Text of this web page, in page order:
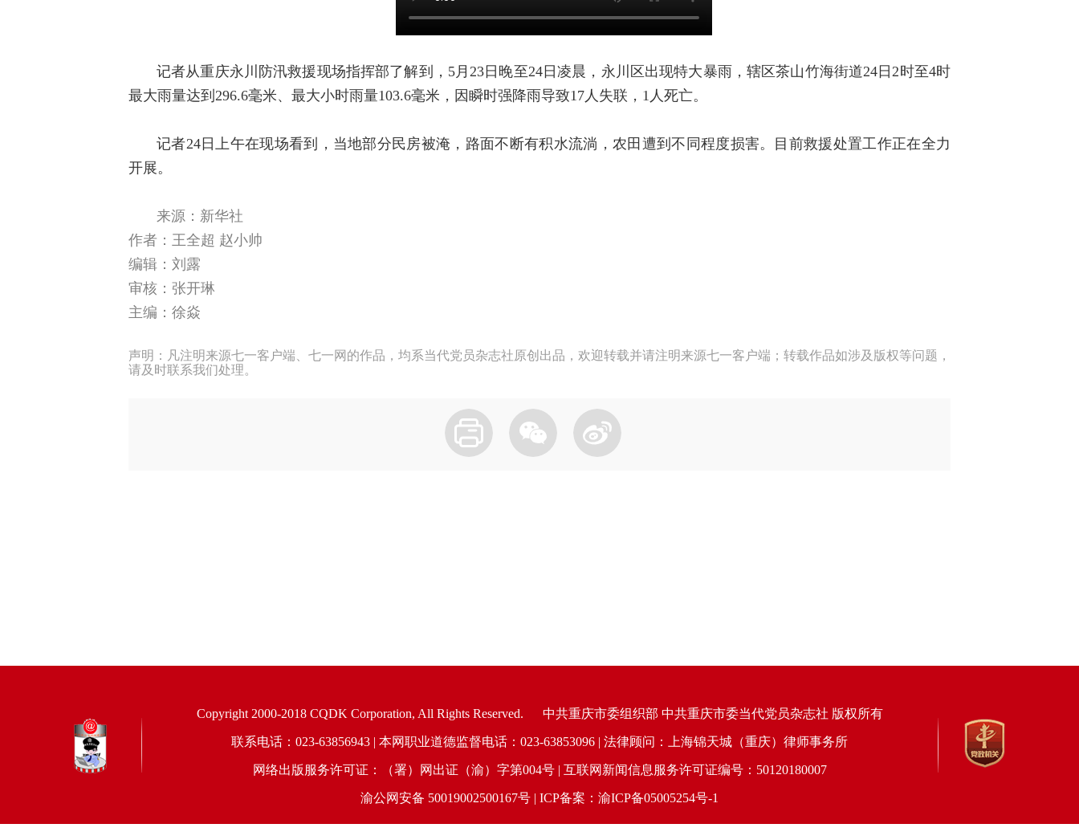
记者从重庆永川防汛救援现场指挥部了解到，5月23日晚至24日凌晨，永川区出现特大暴雨，辖区茶山竹海街道24日2时至4时
最大雨量达到296.6毫米、最大小时雨量103.6毫米，因瞬时强降雨导致17人失联，1人死亡。
记者24日上午在现场看到，当地部分民房被淹，路面不断有积水流淌，农田遭到不同程度损害。目前救援处置工作正在全力
开展。
来源：新华社
作者： 王全超 赵小帅
编辑：刘露
审核：张开琳
主编：徐焱
声明：凡注明来源七一客户端、七一网的作品，均系当代党员杂志社原创出品，欢迎转载并请注明来源七一客户端；转载作品如涉及版权等问题，
请及时联系我们处理。
Copyright 2000-2018 CQDK Corporation, All Rights Reserved. 中共重庆市委组织部 中共重庆市委当代党员杂志社 版权所有
联系电话：023-63856943 | 本网职业道德监督电话：023-63853096 | 法律顾问：上海锦天城（重庆）律师事务所
网络出版服务许可证：（署）网出证（渝）字第004号 | 互联网新闻信息服务许可证编号：50120180007
渝公网安备 50019002500167号 | ICP备案：渝ICP备05005254号-1